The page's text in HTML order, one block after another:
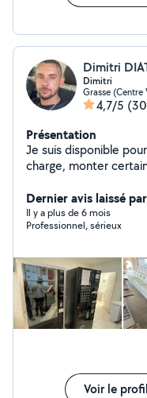
Dimitri
Dimitri
Grasse (Centre
4,7/5
Présentation
Je suis disponible
charge, monter
cherche quelques
le week-end. N'hésitez pas à me contacter pour plus de
renseignements.
Dernier avis laissé
Il y a plus de 6 mois
Professionnel, sérieux
Voir le profil